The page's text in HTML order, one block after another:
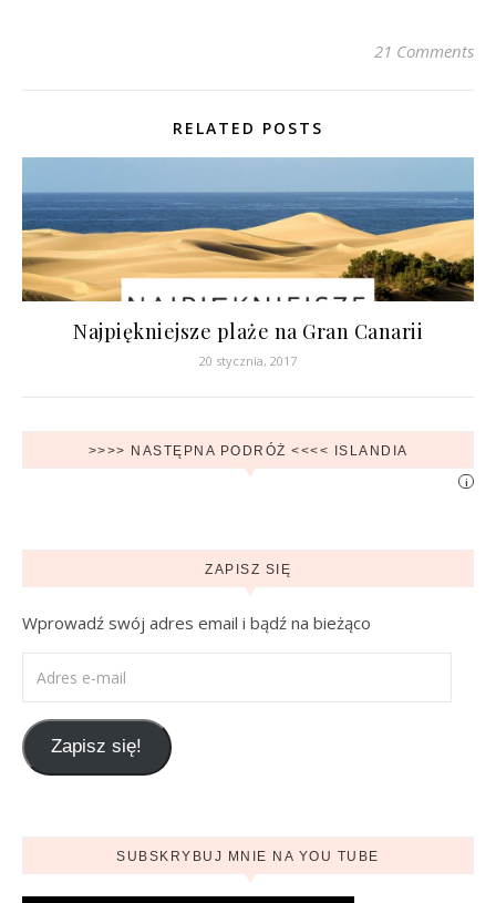
21 Comments
RELATED POSTS
Najpiękniejsze plaże na Gran Canarii
20 stycznia, 2017
>>>> NASTĘPNA PODRÓŻ <<<< ISLANDIA
i
ZAPISZ SIĘ
Wprowadź swój adres email i bądź na bieżąco
Zapisz się!
SUBSKRYBUJ MNIE NA YOU TUBE